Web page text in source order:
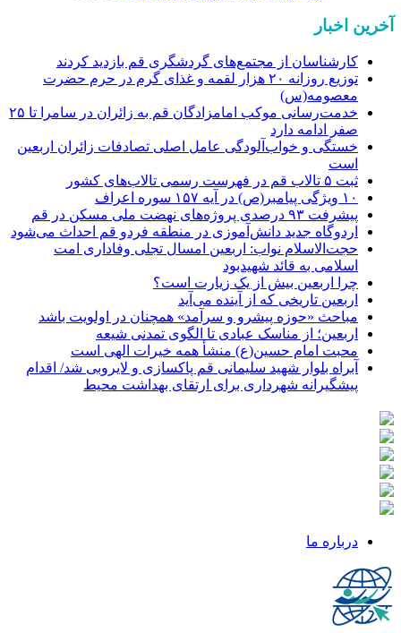
آخرین اخبار
کارشناسان از مجتمع‌های گردشگری قم بازدید کردند
توزیع روزانه ۲۰ هزار لقمه و غذای گرم در حرم حضرت
معصومه(س)
خدمت‌رسانی موکب امامزادگان قم به زائران در سامرا تا ۲۵
صفر ادامه دارد
خستگی و خواب‌آلودگی عامل اصلی تصادفات زائران اربعین
است
ثبت ۵ تالاب قم در فهرست رسمی تالاب‌های کشور
۱۰ ویژگی پیامبر(ص) در آیه ۱۵۷ سوره اعراف
پیشرفت ۹۳ درصدی پروژه‌های نهضت ملی مسکن در قم
اردوگاه جدید دانش‌آموزی در منطقه فردو قم احداث می‌شود
حجت‌الاسلام نواب: اربعین امسال تجلی وفاداری امت
اسلامی به قائد شهیدبود
چرا اربعین بیش از یک زیارت است؟
اربعین تاریخی که از آینده می‌آید
مباحث «حوزه پیشرو و سرآمد» همچنان در اولویت باشد
اربعین؛ از مناسک عبادی تا الگوی تمدنی شیعه
محبت امام حسین(ع) منشأ همه خیرات الهی است
آبراه بلوار شهید سلیمانی قم پاکسازی و لایروبی شد/ اقدام
پیشگیرانه شهرداری برای ارتقای بهداشت محیط
درباره ما